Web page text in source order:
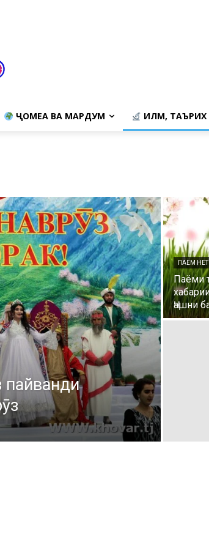
ҶОМЕА ВА МАРДУМ ИЛМ,
пайванди
ПАЁМ НЕТ
Паёми
Ҷашни